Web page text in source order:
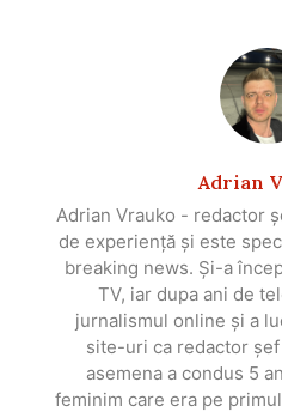
Adrian
Adrian Vrauko - redactor
de experiență și este
breaking news. Și-a
TV, iar dupa ani de
jurnalismul online și a
site-uri ca redactor șef
asemena a condus 5
feminim care era pe